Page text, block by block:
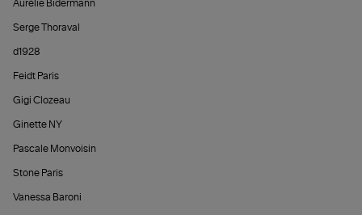
Aurélie Bidermann
Serge Thoraval
d1928
Feidt Paris
Gigi Clozeau
Ginette NY
Pascale Monvoisin
Stone Paris
Vanessa Baroni